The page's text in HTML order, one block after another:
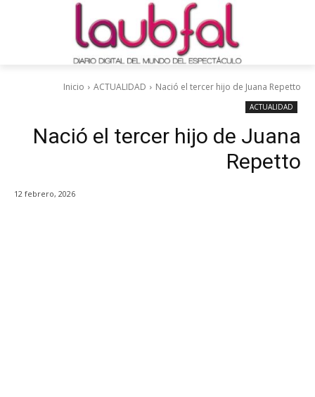
Inicio ACTUALIDAD Nació el tercer hijo de Juana Repetto
ACTUALIDAD
Nació el tercer hijo de Juana
Repetto
12 febrero, 2026